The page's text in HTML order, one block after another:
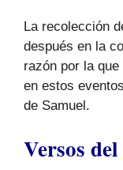
La recolección
después en la
razón por la
en estos
de Samuel.
Versos